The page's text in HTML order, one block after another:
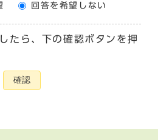
回答を希望しない
たら、下の確認ボタンを押
確認